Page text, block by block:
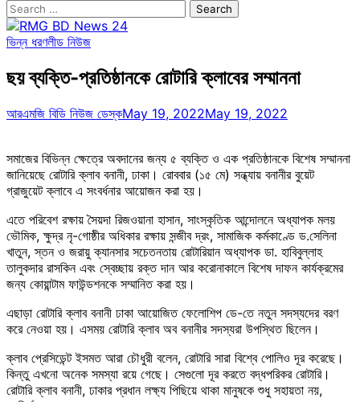
Search
for:
ভিন্ন ধরণলীড নিউজ
ছয় ব্যক্তি-প্রতিষ্ঠানকে রোটারি ক্লাবের সম্মাননা
আরএমজি বিডি নিউজ ডেস্কMay 19, 2022May 19, 2022
সমাজের বিভিন্ন ক্ষেত্রে অবদানের জন্য ৫ ব্যক্তি ও এক প্রতিষ্ঠানকে বিশেষ সম্মাননা
জানিয়েছে রোটারি ক্লাব বনানী, ঢাকা। রোববার (১৫ মে) সন্ধ্যায় বনানীর বুয়েট
গ্রাজুয়েট ক্লাবে এ সংবর্ধনার আয়োজন করা হয়।
এতে পরিবেশ রক্ষায় সৈয়দা রিজওয়ানা হাসান, সাংস্কৃতিক আন্দোলনে অধ্যাপক মলয়
ভৌমিক, ক্ষুদ্র নৃ-গোষ্ঠীর অধিকার রক্ষায় সন্জীব দ্রং, সামাজিক কর্মকাণ্ডে ড.সেলিনা
খাতুন, স্তন ও জরায়ু ক্যানসার সচেতনতায় রোটারিয়ান অধ্যাপক ডা. হাবিবুল্লাহ
তালুকদার রাসকিন এবং স্বেচ্ছায় রক্ত দান আর করোনাকালে বিশেষ দাফন কার্যক্রমের
জন্য কোয়ান্টাম ফাউন্ডশনকে সম্মানিত করা হয়।
এছাড়া রোটারি ক্লাব বনানী ঢাকা আয়োজিত ফেলোশিপ ডে-তে নতুন সদস্যদের বরণ
করে নেওয়া হয়। এসময় রোটারি ক্লাব অব বনানীর সদস্যরা উপস্থিত ছিলেন।
ক্লাব প্রেসিডেন্ট ইসমত আরা চৌধুরী বলেন, রোটারি সারা বিশ্বে পোলিও দূর করেছে।
কিন্তু এখনো অনেক সমস্যা রয়ে গেছে। সেগুলো দূর করতে বদ্ধপরিকর রোটারি।
রোটারি ক্লাব বনানী, ঢাকার প্রধান লক্ষ্য পিছিয়ে থাকা মানুষকে শুধু সহায়তা নয়,